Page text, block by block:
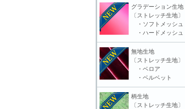
グラデーション生地
〔ストレッチ生地〕
・ソフトメッシュ
・ハードメッシュ
無地生地
〔ストレッチ生地〕
・ベロア
・ベルベット
柄生地
〔ストレッチ生地〕